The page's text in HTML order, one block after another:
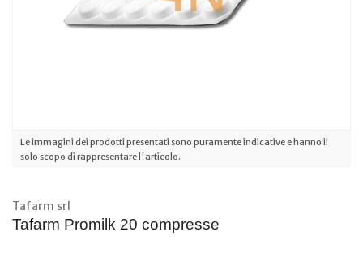
Le immagini dei prodotti presentati sono puramente indicative e hanno il
solo scopo di rappresentare l'articolo.
Tafarm srl
Tafarm Promilk 20 compresse